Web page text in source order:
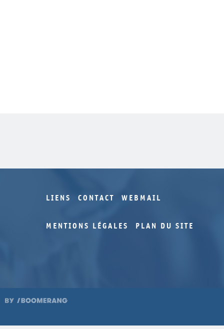
LIENS CONTACT WEBMAIL
MENTIONS LÉGALES PLAN DU SITE